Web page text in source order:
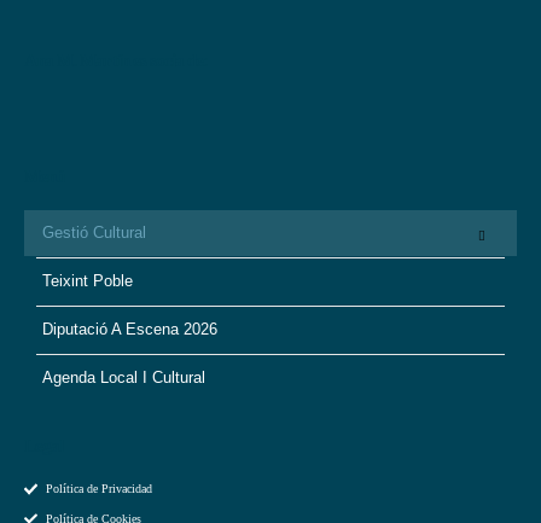
Gestió Cultural
Teixint Poble
Diputació A Escena 2026
Agenda Local I Cultural